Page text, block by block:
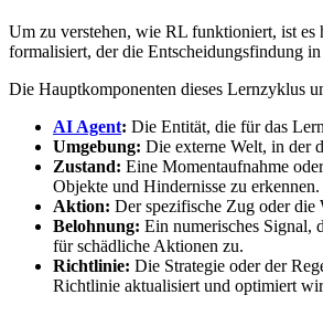
Um zu verstehen, wie RL funktioniert, ist es
formalisiert, der die Entscheidungsfindung
Die Hauptkomponenten dieses Lernzyklus
AI Agent: Die Entität, die für das
Umgebung: Die externe Welt, in der
Zustand: Eine Momentaufnahme
Objekte und Hindernisse zu erkennen.
Aktion: Der spezifische Zug oder
Belohnung: Ein numerisches Signal,
für schädliche Aktionen zu.
Richtlinie: Die Strategie oder der
Richtlinie aktualisiert und optimiert